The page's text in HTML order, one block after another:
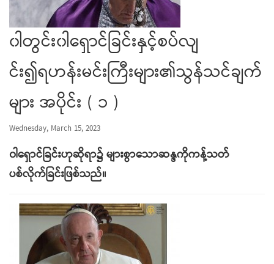
၀ါတွင်း၀ါရှောင်ခြင်းနှင့်စပ်လျ
င်း၍ရဟန်းမင်းကြီးများ၏သွန်သင်ချက်
များ အပိုင်း ( ၁ )
Wednesday, March 15, 2023
၀ါရှောင်ခြင်းဟုဆိုရာ၌ များစွာသောဆန္ဒကိုကန့်သတ်
ပစ်လိုက်ခြင်းဖြစ်သည်။